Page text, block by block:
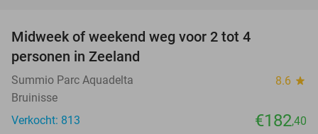
Midweek of weekend weg voor 2 tot 4
personen in Zeeland
Summio Parc Aquadelta 8.6 star
Bruinisse
Verkocht: 813
€182,40